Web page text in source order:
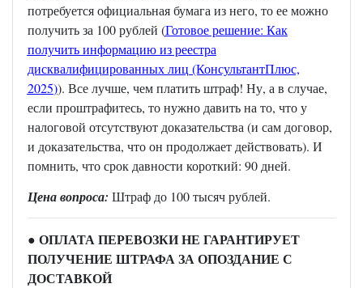
потребуется официальная бумага из него, то ее можно
получить за 100 рублей (Готовое решение: Как
получить информацию из реестра
дисквалифицированных лиц (КонсультантПлюс,
2025)). Все лучше, чем платить штраф! Ну, а в случае,
если проштрафитесь, то нужно давить на то, что у
налоговой отсутствуют доказательства (и сам договор,
и доказательства, что он продолжает действовать). И
помнить, что срок давности короткий: 90 дней.
Цена вопроса: Штраф до 100 тысяч рублей.
● ОПЛАТА ПЕРЕВОЗКИ НЕ ГАРАНТИРУЕТ
ПОЛУЧЕНИЕ ШТРАФА ЗА ОПОЗДАНИЕ С
ДОСТАВКОЙ